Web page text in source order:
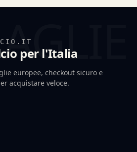
per l'Italia
europee, checkout sicuro e
acquistare veloce.